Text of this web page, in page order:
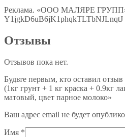
Реклама. «ООО МАЛЯРЕ
Y1jgkD6uB6jK1phqkTLTbNJLnqtJ
Отзывы
Отзывов пока нет.
Будьте первым, кто оставил
(1кг грунт + 1 кг краска + 0.9кг
матовый, цвет парное молоко»
Ваш адрес email не будет
Имя *